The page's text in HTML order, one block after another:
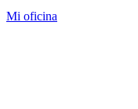
Mi oficina